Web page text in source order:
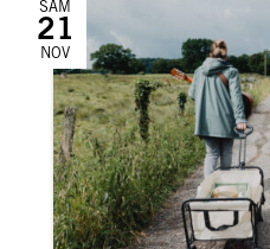
SAM
21
NOV